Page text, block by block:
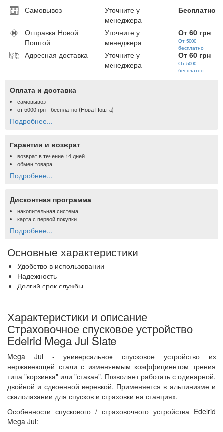
Самовывоз
Уточните у
менеджера
Бесплатно
Отправка Новой
Поштой
Уточните у
менеджера
От 60 грн
От 5000
бесплатно
Адресная доставка
Уточните у
менеджера
От 60 грн
От 5000
бесплатно
Оплата и доставка
самовывоз
от5000 грн- бесплатно (Нова Пошта)
Подробнее...
Гарантии и возврат
возврат в течение 14 дней
обмен товара
Подробнее...
Дисконтная программа
накопительная система
карта с первой покупки
Подробнее...
Основные характеристики
Удобство в использовании
Надежность
Долгий срок службы
Характеристики и описание
Страховочное спусковое устройство
Edelrid Mega Jul Slate
Mega Jul - универсальное спусковое устройство из
нержавеющей стали с изменяемым коэффициентом трения
типа "корзинка" или "стакан". Позволяет работать с одинарной,
двойной и сдвоенной веревкой. Применяется в альпинизме и
скалолазании для спусков и страховки на станциях.
Особенности спускового / страховочного устройства Edelrid
Mega Jul: